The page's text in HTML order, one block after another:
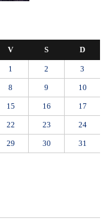
V S D
1 2 3
8 9 10
15 16 17
22 23 24
29 30 31